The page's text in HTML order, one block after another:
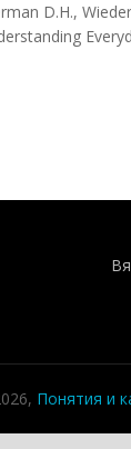
D.H.,
Понятия и